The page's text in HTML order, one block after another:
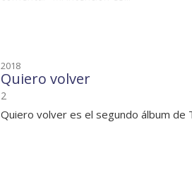
2018
Quiero volver
2
Quiero volver es el segundo álbum de